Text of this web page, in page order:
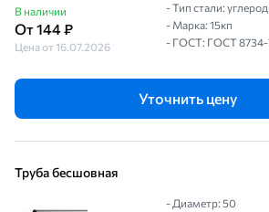
В наличии
От 144 ₽
Цена от 16.07.2026
- Тип стали:
- Марка: 15кп
- ГОСТ: ГОСТ 8734-
Уточнить цену
Труба бесшовная
- Диаметр: 50